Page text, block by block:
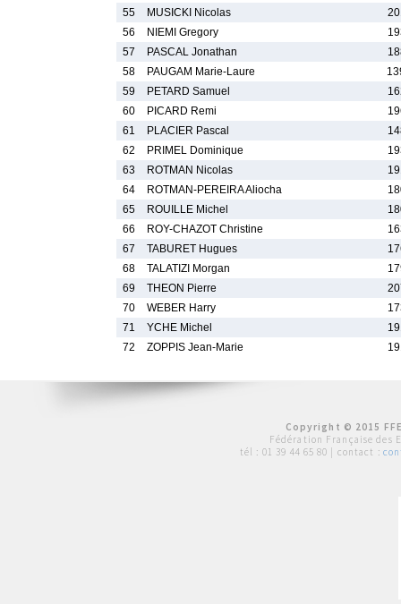
55
MUSICKI Nicolas
56
NIEMI Gregory
57
PASCAL Jonathan
58
PAUGAM Marie-Laure
59
PETARD Samuel
60
PICARD Remi
61
PLACIER Pascal
62
PRIMEL Dominique
63
ROTMAN Nicolas
64
ROTMAN-PEREIRA Aliocha
65
ROUILLE Michel
66
ROY-CHAZOT Christine
67
TABURET Hugues
68
TALATIZI Morgan
69
THEON Pierre
70
WEBER Harry
71
YCHE Michel
72
ZOPPIS Jean-Marie
Copyright © 2015
Fédération Française des
tél : 01 39 44 65 80 | contact :